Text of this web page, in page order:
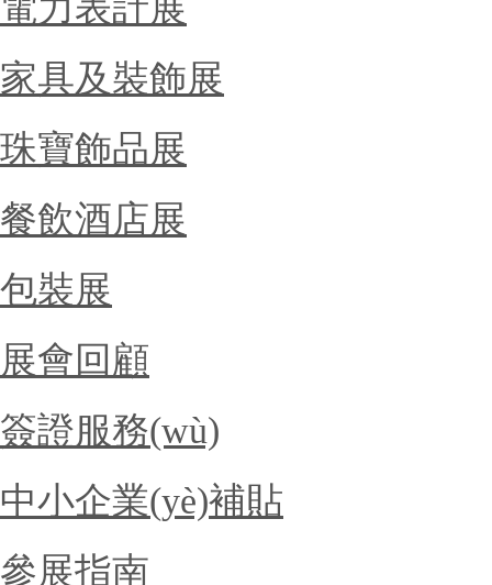
電力表計展
家具及裝飾展
珠寶飾品展
餐飲酒店展
包裝展
展會回顧
簽證服務(wù)
中小企業(yè)補貼
參展指南